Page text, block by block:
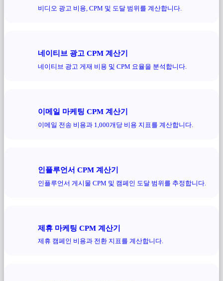
비디오 광고 비용, CPM 및 도달 범위를 계산합니다.
네이티브 광고 CPM 계산기
네이티브 광고 게재 비용 및 CPM 요율을 분석합니다.
이메일 마케팅 CPM 계산기
이메일 전송 비용과 1,000개당 비용 지표를 계산합니다.
인플루언서 CPM 계산기
인플루언서 게시물 CPM 및 캠페인 도달 범위를 추정합니다.
제휴 마케팅 CPM 계산기
제휴 캠페인 비용과 전환 지표를 계산합니다.